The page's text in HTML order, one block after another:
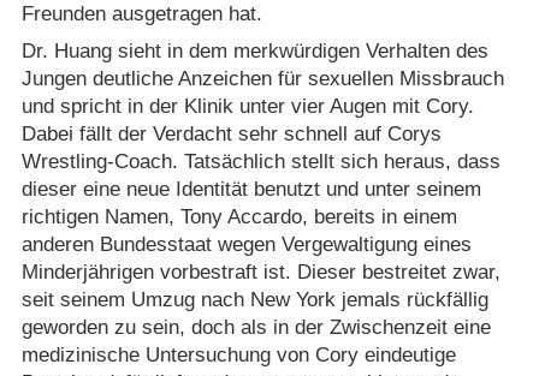
Freunden ausgetragen hat.
Dr. Huang sieht in dem merkwürdigen Verhalten des
Jungen deutliche Anzeichen für sexuellen Missbrauch
und spricht in der Klinik unter vier Augen mit Cory.
Dabei fällt der Verdacht sehr schnell auf Corys
Wrestling-Coach. Tatsächlich stellt sich heraus, dass
dieser eine neue Identität benutzt und unter seinem
richtigen Namen, Tony Accardo, bereits in einem
anderen Bundesstaat wegen Vergewaltigung eines
Minderjährigen vorbestraft ist. Dieser bestreitet zwar,
seit seinem Umzug nach New York jemals rückfällig
geworden zu sein, doch als in der Zwischenzeit eine
medizinische Untersuchung von Cory eindeutige